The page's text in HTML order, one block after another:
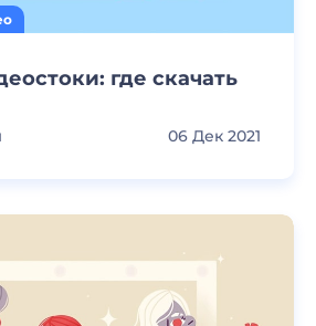
где скачать
06 Дек 2021